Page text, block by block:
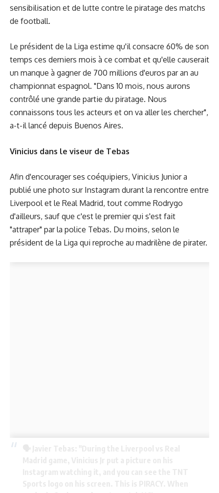
sensibilisation et de lutte contre le piratage des matchs
de football.
Le président de la Liga estime qu'il consacre 60% de son
temps ces derniers mois à ce combat et qu'elle causerait
un manque à gagner de 700 millions d'euros par an au
championnat espagnol. "Dans 10 mois, nous aurons
contrôlé une grande partie du piratage. Nous
connaissons tous les acteurs et on va aller les chercher",
a-t-il lancé depuis Buenos Aires.
Vinicius dans le viseur de Tebas
Afin d'encourager ses coéquipiers, Vinicius Junior a
publié une photo sur Instagram durant la rencontre entre
Liverpool et le Real Madrid, tout comme Rodrygo
d'ailleurs, sauf que c'est le premier qui s'est fait
"attraper" par la police Tebas. Du moins, selon le
président de la Liga qui reproche au madrilène de pirater.